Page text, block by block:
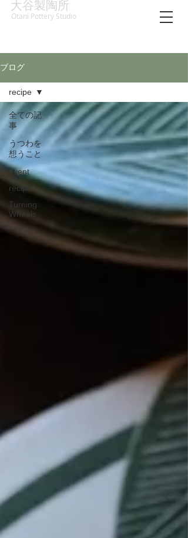
大谷製陶所
Otani Pottery Studio
ブログ
全ての記
事
うつわを
想うこと
event
recipe
Turning
Wheels
recipe